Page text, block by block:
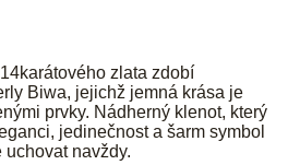
zlata zdobí
Biwa, jejichž jemná krása je
prvky. Nádherný klenot, který
jedinečnost a šarm symbol
navždy.